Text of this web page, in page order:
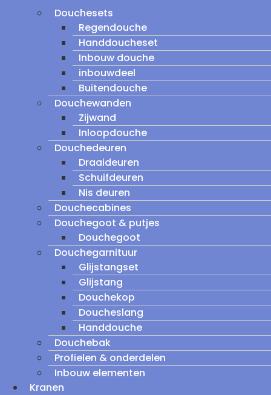
Douchesets
Regendouche
Handdoucheset
Inbouw douche
inbouwdeel
Buitendouche
Douchewanden
Zijwand
Inloopdouche
Douchedeuren
Draaideuren
Schuifdeuren
Nis deuren
Douchecabines
Douchegoot & putjes
Douchegoot
Douchegarnituur
Glijstangset
Glijstang
Douchekop
Doucheslang
Handdouche
Douchebak
Profielen & onderdelen
Inbouw elementen
Kranen